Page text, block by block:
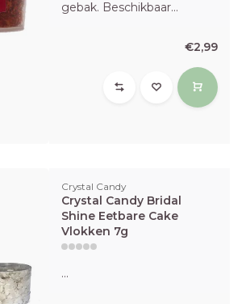
gebak. Beschikbaar...
€2,99
Crystal Candy
Crystal Candy Bridal
Shine Eetbare Cake
Vlokken 7g
...